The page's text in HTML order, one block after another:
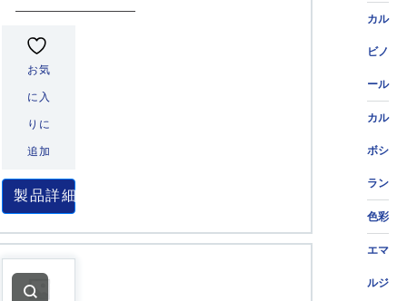
カル
ビノ
ール
カル
ボシ
ラン
色彩
エマ
ルジ
お気
に入
りに
追加
製品詳細